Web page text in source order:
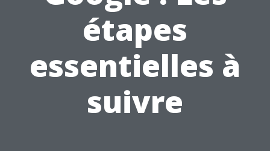
étapes
essentielles à
suivre